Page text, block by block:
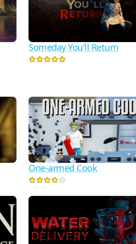
Someday You'll Return
One-armed Cook